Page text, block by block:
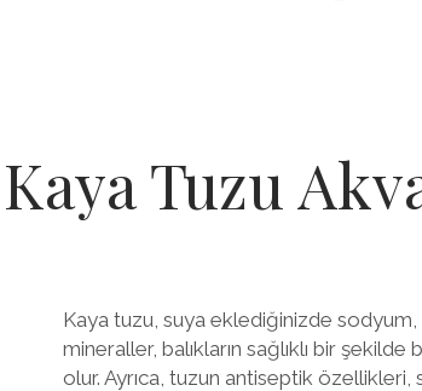
Kaya Tuzu
Kaya tuzu, suya eklediğinizde
mineraller, balıkların sağlıklı bir
olur. Ayrıca, tuzun antiseptik